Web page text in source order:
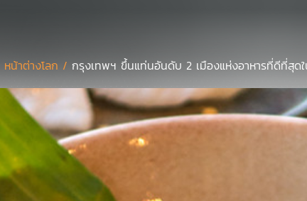
หน้าต่างโลก / กรุงเทพฯ ขึ้นแท่นอันดับ 2 เมืองแห่งอาหารที่ดีที่สุด